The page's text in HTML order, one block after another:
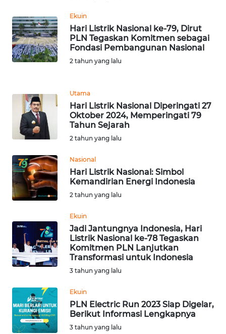
Ekuin
Hari Listrik Nasional ke-79, Dirut
PLN Tegaskan Komitmen sebagai
Fondasi Pembangunan Nasional
2 tahun yang lalu
Utama
Hari Listrik Nasional Diperingati 27
Oktober 2024, Memperingati 79
Tahun Sejarah
2 tahun yang lalu
Nasional
Hari Listrik Nasional: Simbol
Kemandirian Energi Indonesia
2 tahun yang lalu
Ekuin
Jadi Jantungnya Indonesia, Hari
Listrik Nasional ke-78 Tegaskan
Komitmen PLN Lanjutkan
Transformasi untuk Indonesia
3 tahun yang lalu
Ekuin
PLN Electric Run 2023 Siap Digelar,
Berikut Informasi Lengkapnya
3 tahun yang lalu
WN
JABAR
WN
WN
NTT
WN
KEPRI
WN
PAPUA
BARAT
WN
RIAU
WN
SERAMBI
WN